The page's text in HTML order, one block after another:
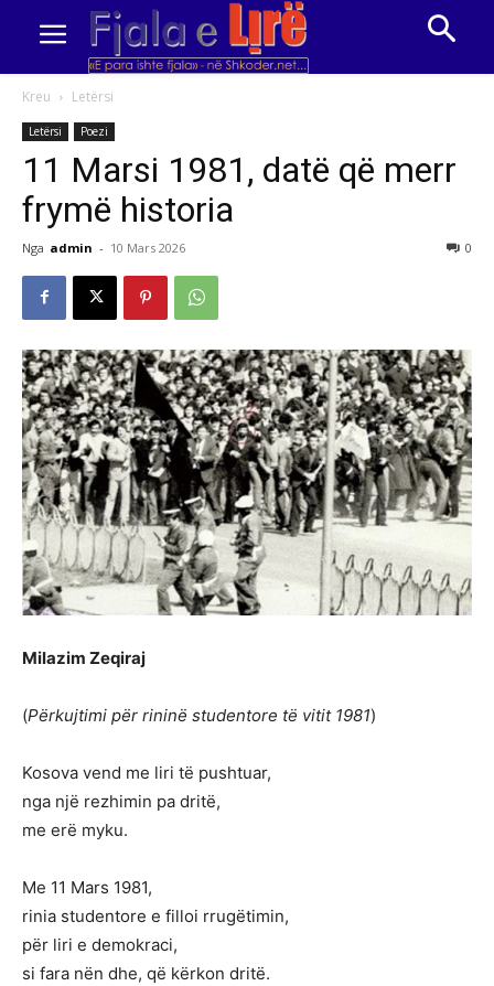
Kreu Letërsi
Letërsi Poezi
11 Marsi 1981, datë që merr
frymë historia
Nga admin - 10 Mars 2026 0
Milazim Zeqiraj
(Përkujtimi për rininë studentore të vitit 1981)
Kosova vend me liri të pushtuar,
nga një rezhimin pa dritë,
me erë myku.
Me 11 Mars 1981,
rinia studentore e filloi rrugëtimin,
për liri e demokraci,
si fara nën dhe, që kërkon dritë.